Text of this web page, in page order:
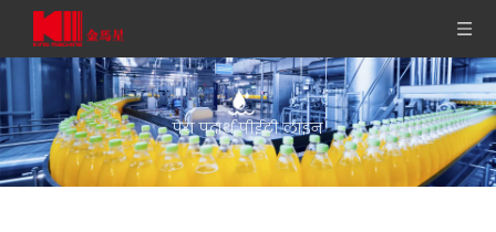
पेय पदार्थ पीईटी लाइन